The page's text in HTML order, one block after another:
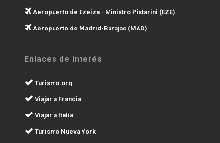
Aeropuerto de Ezeiza - Ministro Pistarini (EZE)
Aeropuerto de Madrid-Barajas (MAD)
Enlaces de interés
Turismo.org
Viajar a Francia
Viajar a Italia
Turismo Nueva York